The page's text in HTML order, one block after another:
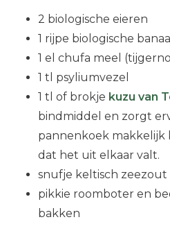
2 biologische eieren
1 rijpe biologische
1 el chufa meel
1 tl psyliumvezel
1 tl of brokje kuzu van
bindmiddel en zorgt
pannenkoek makkelijk
dat het uit elkaar valt.
snufje keltisch zeezout
pikkie roomboter en
bakken